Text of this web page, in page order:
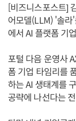
[비즈니스포스트]
어모델(LLM) '솔라
에서 AI 플랫폼 기
포털 다음 운영사
폼 기업 타임리를
하는 AI 생태계를
공략에 나선다는